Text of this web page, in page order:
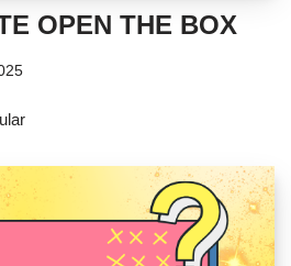
OPEN THE BOX